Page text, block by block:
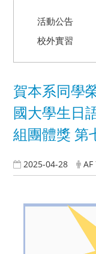
活動公告
校外實習
賀本系同學
國大學生日
組團體獎 第
2025-04-28